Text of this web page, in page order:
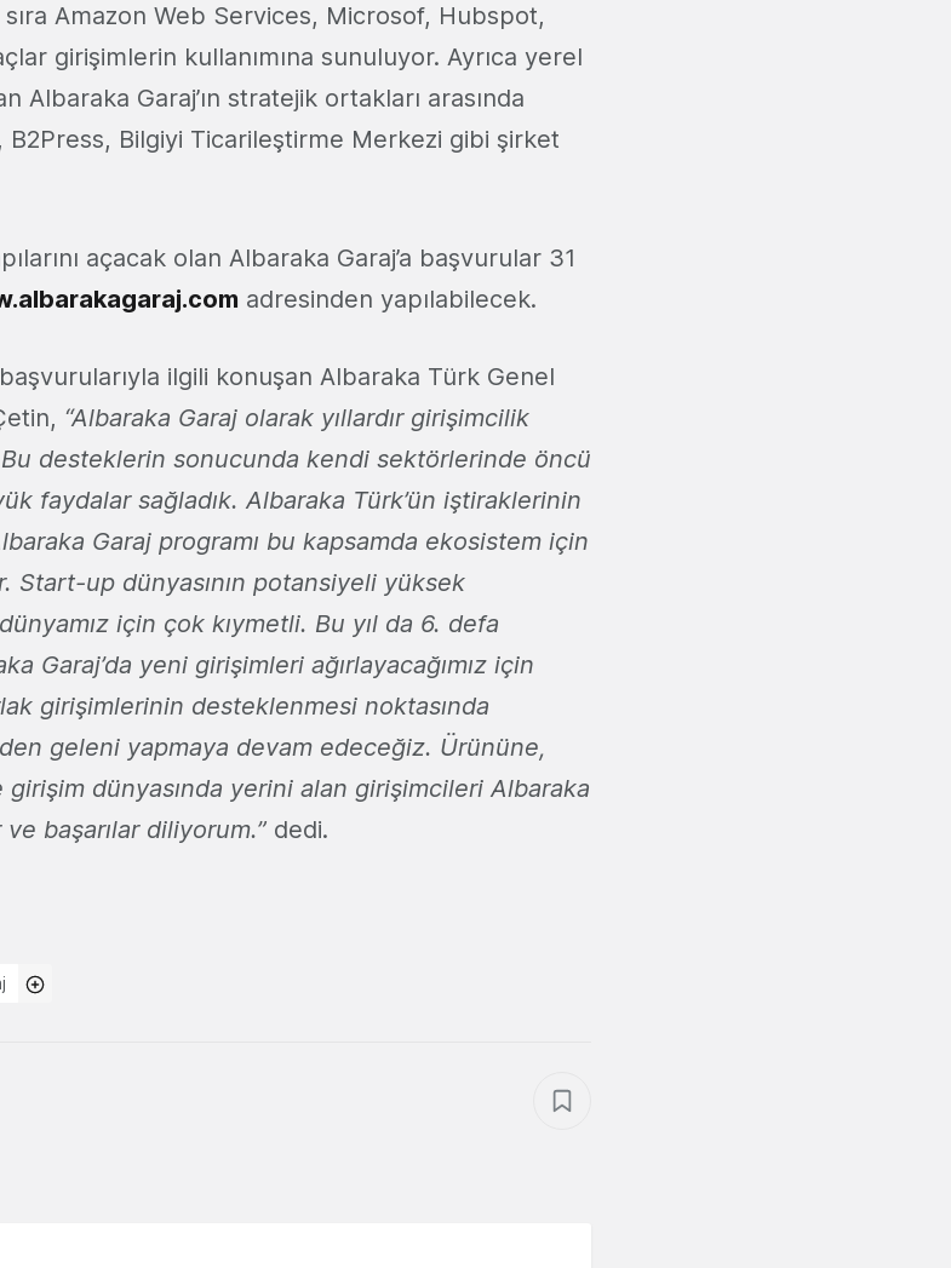
Amazon Web Services, Microsof, Hubspot,
girişimlerin kullanımına sunuluyor. Ayrıca yerel
Garaj’ın stratejik ortakları arasında
B2Press, Bilgiyi Ticarileştirme Merkezi gibi şirket
açacak olan Albaraka Garaj’a başvurular 31
adresinden yapılabilecek.
ilgili konuşan Albaraka Türk Genel
“Albaraka Garaj olarak yıllardır girişimcilik
desteklerin sonucunda kendi sektörlerinde öncü
faydalar sağladık. Albaraka Türk’ün iştiraklerinin
Garaj programı bu kapsamda ekosistem için
Start-up dünyasının potansiyeli yüksek
için çok kıymetli. Bu yıl da 6. defa
Garaj’da yeni girişimleri ağırlayacağımız için
girişimlerinin desteklenmesi noktasında
geleni yapmaya devam edeceğiz. Ürününe,
dünyasında yerini alan girişimcileri Albaraka
başarılar diliyorum.” dedi.